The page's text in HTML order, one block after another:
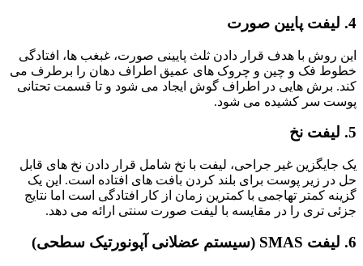
4. لیفت پایین صورت
این روش با هدف قرار دادن ثلث پایینی صورت، غبغب ها، افتادگی
خطوط فک و چین و چروک های عمیق اطراف دهان را برطرف می
کند. برش هایی در اطراف گوش ایجاد می شود و تا قسمت تحتانی
پوست سر کشیده می شود.
5. لیفت نخ
یک جایگزین غیر جراحی، لیفت با نخ شامل قرار دادن نخ های قابل
حل در زیر پوست برای بلند کردن بافت های افتاده است. این یک
گزینه کمتر تهاجمی با کمترین زمان از کار افتادگی است اما نتایج
جزئی تری را در مقایسه با لیفت صورت سنتی ارائه می دهد.
6. لیفت SMAS (سیستم عضلانی آپونورتیک سطحی)